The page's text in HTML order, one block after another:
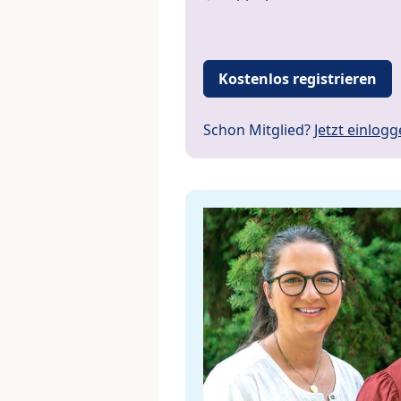
Kostenlos registrieren
Schon Mitglied? Jetzt